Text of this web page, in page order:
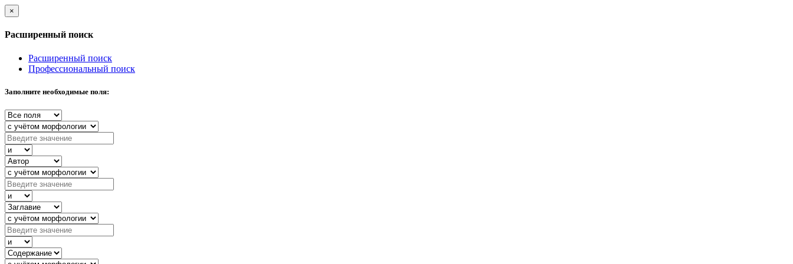
×
Расширенный поиск
Расширенный поиск
Профессиональный поиск
Заполните необходимые поля: